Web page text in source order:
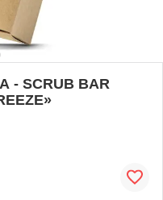
SCRUB BAR